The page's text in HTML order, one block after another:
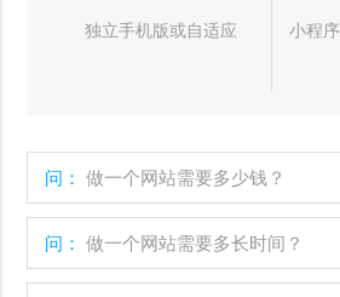
独立手机版或自适应 小程
问： 做一个网站需要多少钱？
问： 做一个网站需要多长时间？